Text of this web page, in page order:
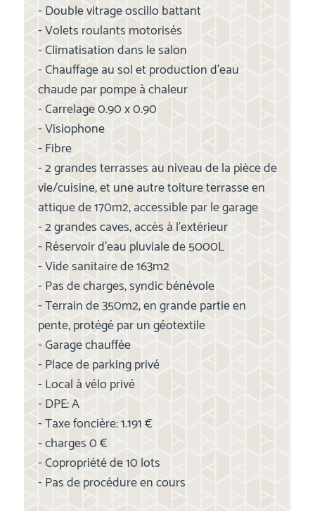
- Double vitrage oscillo battant
- Volets roulants motorisés
- Climatisation dans le salon
- Chauffage au sol et production d'eau
chaude par pompe à chaleur
- Carrelage 0.90 x 0.90
- Visiophone
- Fibre
- 2 grandes terrasses au niveau de la pièce de
vie/cuisine, et une autre toiture terrasse en
attique de 170m2, accessible par le garage
- 2 grandes caves, accès à l'extérieur
- Réservoir d'eau pluviale de 5000L
- Vide sanitaire de 163m2
- Pas de charges, syndic bénévole
- Terrain de 350m2, en grande partie en
pente, protégé par un géotextile
- Garage chauffée
- Place de parking privé
- Local à vélo privé
- DPE: A
- Taxe foncière: 1.191 €
- charges 0 €
- Copropriété de 10 lots
- Pas de procédure en cours